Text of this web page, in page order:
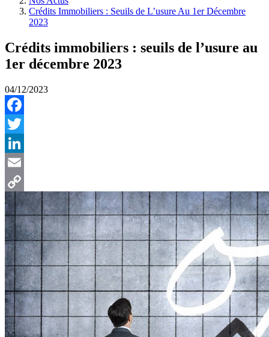
Crédits Immobiliers : Seuils de L’usure Au 1er Décembre
2023
Crédits immobiliers : seuils de l’usure au
1er décembre 2023
04/12/2023
Facebook
Twitter
LinkedIn
Email
Copy
Link